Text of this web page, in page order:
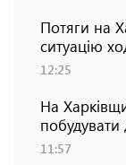
Потяги на
ситуацію
12:25
На
11:57